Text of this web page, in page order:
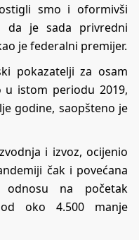
smo i oformivši
da je sada privredni
je federalni premijer.
pokazatelji za osam
u istom periodu 2019,
godine, saopšteno je
i izvoz, ocijenio
čak i povećana
odnosu na početak
oko 4.500 manje